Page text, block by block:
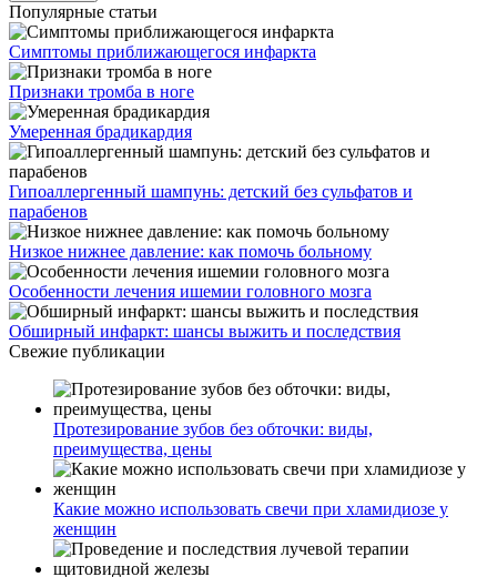
Популярные статьи
Симптомы приближающегося инфаркта
Признаки тромба в ноге
Умеренная брадикардия
Гипоаллергенный шампунь: детский без сульфатов и
парабенов
Низкое нижнее давление: как помочь больному
Особенности лечения ишемии головного мозга
Обширный инфаркт: шансы выжить и последствия
Свежие публикации
Протезирование зубов без обточки: виды,
преимущества, цены
Какие можно использовать свечи при хламидиозе у
женщин